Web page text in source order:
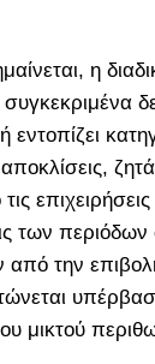
η
συγκεκριμένα
των
από την
μικτού